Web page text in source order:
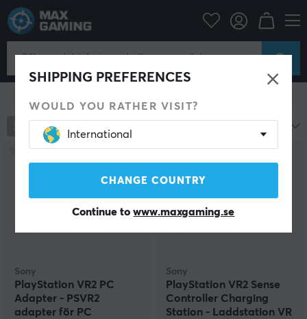
SHIPPING PREFERENCES
WOULD YOU RATHER VISIT?
International
CHANGE COUNTRY
Continue towww.maxgaming.se
Konsol VR glasögon
PS5 VR Glasögon
Sony
PlayStation VR2 PC
Adapter - PSVR2
adapter för PC
Sony
PlayStation VR2 Sense
Controller Charging
Station - Laddstation VR